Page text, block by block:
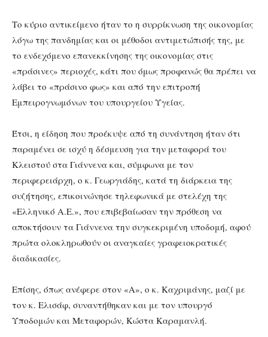
Το κύριο αντικείμενο ήταν το η συρρίκνωση της οικονομίας
λόγω της πανδημίας και οι μέθοδοι αντιμετώπισής της, με
το ενδεχόμενο επανεκκίνησης της οικονομίας στις
«πράσινες» περιοχές, κάτι που όμως προφανώς θα πρέπει να
λάβει το «πράσινο φως» και από την επιτροπή
Εμπειρογνωμόνων του υπουργείου Υγείας.
Έτσι, η είδηση που προέκυψε από τη συνάντηση ήταν ότι
παραμένει σε ισχύ η δέσμευση για την μεταφορά του
Κλειστού στα Γιάννενα και, σύμφωνα με τον
περιφερειάρχη, ο κ. Γεωργιάδης, κατά τη διάρκεια της
συζήτησης, επικοινώνησε τηλεφωνικά με στελέχη της
«Ελληνικό Α.Ε.», που επιβεβαίωσαν την πρόθεση να
αποκτήσουν τα Γιάννενα την συγκεκριμένη υποδομή, αφού
πρώτα ολοκληρωθούν οι αναγκαίες γραφειοκρατικές
διαδικασίες.
Επίσης, όπως ανέφερε στον «Α», ο κ. Καχριμάνης, μαζί με
τον κ. Ελισάφ, συναντήθηκαν και με τον υπουργό
Υποδομών και Μεταφορών, Κώστα Καραμανλή.